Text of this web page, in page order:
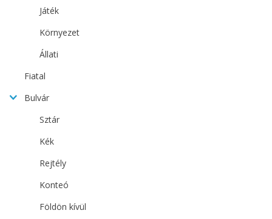
Játék
Környezet
Állati
Fiatal
Bulvár
Sztár
Kék
Rejtély
Konteó
Földön kívül